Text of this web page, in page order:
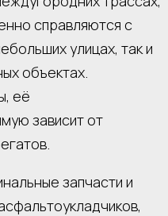
справляются с
улицах, так и
объектах.
её
зависит от
запчасти и